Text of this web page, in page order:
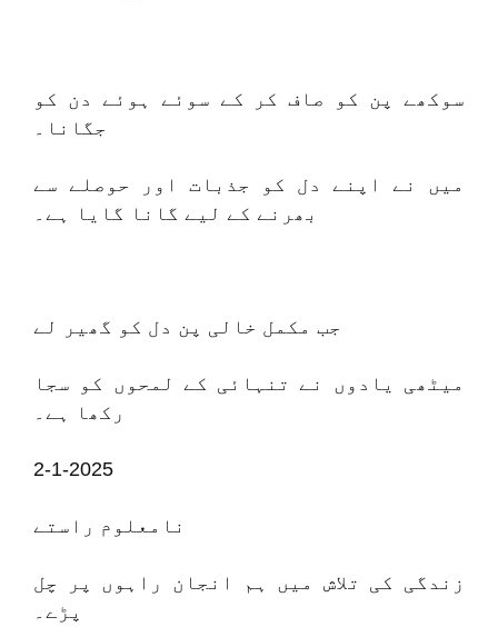
سوکھے پن کو صاف کر کے سوئے ہوئے دن کو
جگانا۔
میں نے اپنے دل کو جذبات اور حوصلے سے
بھرنے کے لیے گانا گایا ہے۔
جب مکمل خالی پن دل کو گھیر لے
میٹھی یادوں نے تنہائی کے لمحوں کو سجا
رکھا ہے۔
2-1-2025
نامعلوم راستے
زندگی کی تلاش میں ہم انجان راہوں پر چل
پڑے۔